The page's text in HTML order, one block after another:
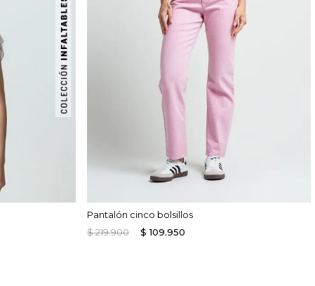
Pantalón cinco bolsillos
$219.900 $ 109.950